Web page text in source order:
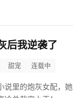
后我逆袭了
甜宠 连载中
说里的炮灰女配，